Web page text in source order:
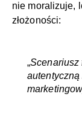
nie moralizuje,
złożoności:
„Scenariusz